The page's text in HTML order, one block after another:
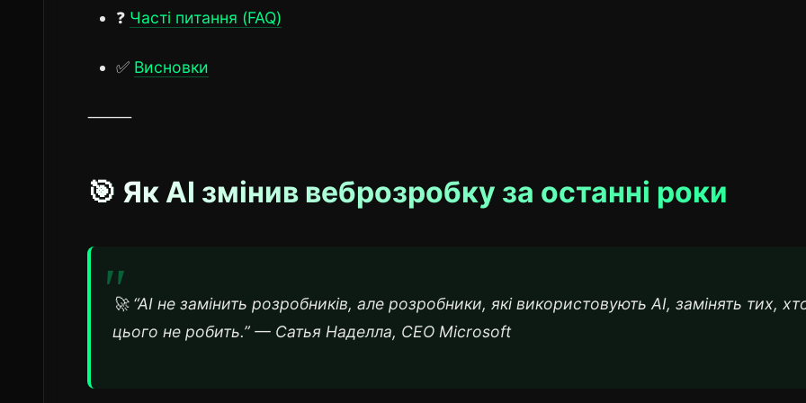
❓ Часті питання (FAQ)
✅ Висновки
⸻
🎯 Як AI змінив веброзробку за останні роки
🚀 “AI не замінить розробників, але розробники, які використовують AI, замінять тих,
цього не робить.” — Сатья Наделла, CEO Microsoft